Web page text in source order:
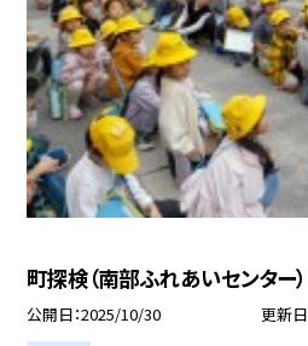
町探検（南部ふれあいセンター）
公開日 2025/10/30 更新日